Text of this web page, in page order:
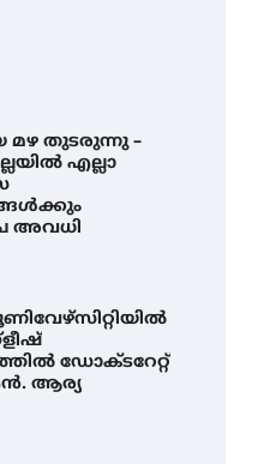
മഴ തുടരുന്നു –
എല്ലാ
അവധി
ഡോക്ടറേറ്റ്
ആര്യ